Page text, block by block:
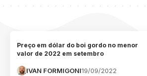
Preço em dólar do boi gordo no menor
valor de 2022 em setembro
IVAN FORMIGONI19/09/2022